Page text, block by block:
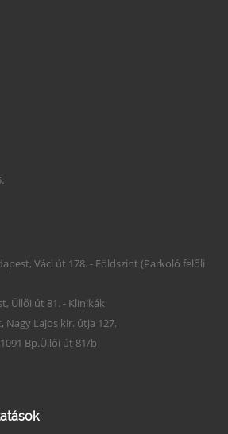
Váci út 178. - Földszint (Parkoló felőli
Üllői út 81. - Klinikák
Nagy Lajos kir. útja 127.
1091 Bp.Üllői út 81/b